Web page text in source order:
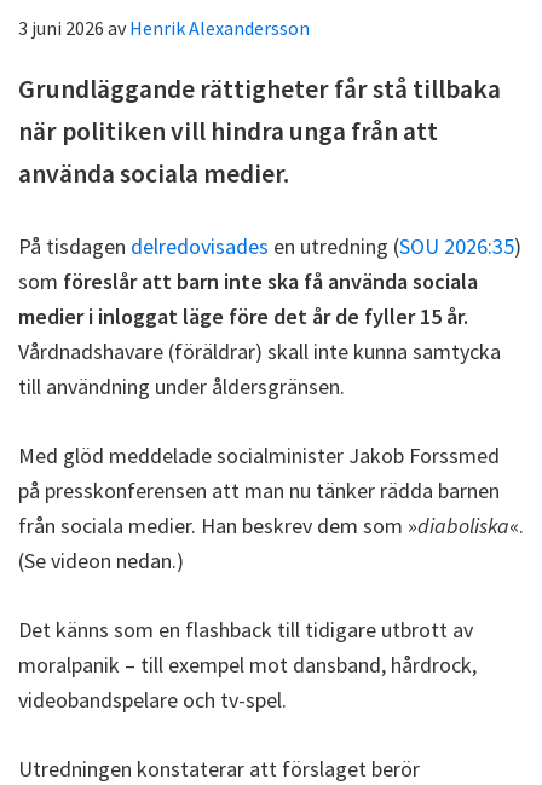
3 juni 2026 avHenrik Alexandersson
Grundläggande rättigheter får stå tillbaka
när politiken vill hindra unga från att
använda sociala medier.
På tisdagen delredovisades en utredning (SOU 2026:35)
som föreslår att barn inte ska få använda sociala
medier i inloggat läge före det år de fyller 15 år.
Vårdnadshavare (föräldrar) skall inte kunna samtycka
till användning under åldersgränsen.
Med glöd meddelade socialminister Jakob Forssmed
på presskonferensen att man nu tänker rädda barnen
från sociala medier. Han beskrev dem som »diaboliska«.
(Se videon nedan.)
Det känns som en flashback till tidigare utbrott av
moralpanik – till exempel mot dansband, hårdrock,
videobandspelare och tv-spel.
Utredningen konstaterar att förslaget berör